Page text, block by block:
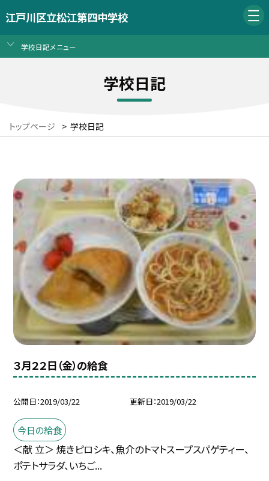
江戸川区立松江第四中学校
学校日記メニュー
学校日記
トップページ > 学校日記
３月２２日（金）の給食
公開日 2019/03/22 更新日 2019/03/22
今日の給食
＜献 立＞ 焼きピロシキ、魚介のトマトスープスパゲティー、
ポテトサラダ、いちご...